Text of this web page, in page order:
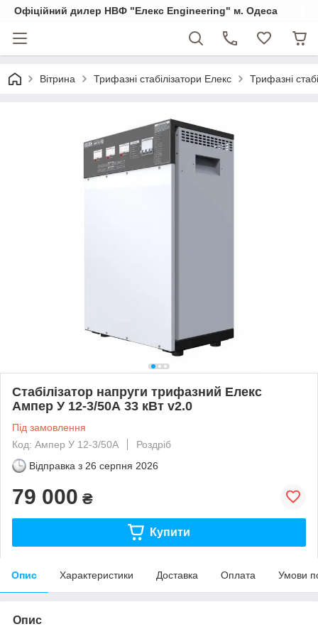
Офіційний дилер НВФ "Елекс Engineering" м. Одеса
Вітрина Трифазні стабілізатори Елекс Трифазні
Стабілізатор напруги трифазний Елекс
Ампер У 12-3/50А 33 кВт v2.0
Під замовлення
Код: Ампер У 12-3/50А
Роздріб
Відправка з 26 серпня 2026
79 000 ₴
Купити
Опис Характеристики Доставка Оплата Умови
Опис